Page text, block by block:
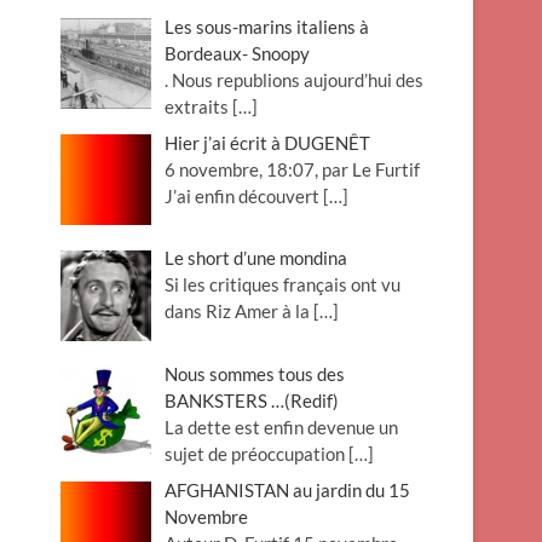
Les sous-marins italiens à
Bordeaux- Snoopy
. Nous republions aujourd’hui des
extraits […]
Hier j’ai écrit à DUGENÊT
6 novembre, 18:07, par Le Furtif
J’ai enfin découvert […]
Le short d’une mondina
Si les critiques français ont vu
dans Riz Amer à la […]
Nous sommes tous des
BANKSTERS …(Redif)
La dette est enfin devenue un
sujet de préoccupation […]
AFGHANISTAN au jardin du 15
Novembre